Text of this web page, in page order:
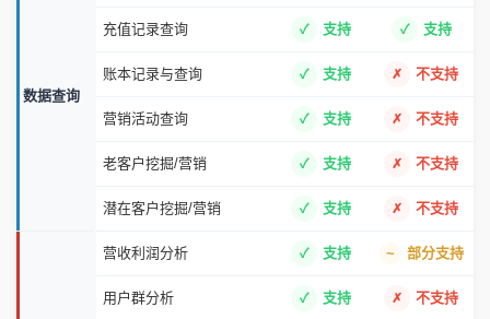
数据查询
充值记录查询 支持 支持
账本记录与查询 支持 不支持
营销活动查询 支持 不支持
老客户挖掘/营销 支持 不支持
潜在客户挖掘/营销 支持 不支持
营收利润分析 支持 部分支持
用户群分析 支持 不支持